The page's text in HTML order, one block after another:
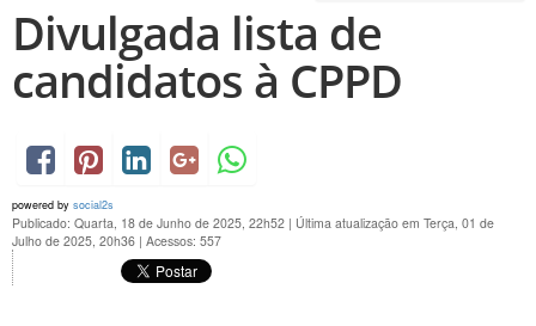
Divulgada lista de
candidatos à CPPD
powered by social2s
Publicado: Quarta, 18 de Junho de 2025, 22h52 | Última atualização em Terça, 01 de
Julho de 2025, 20h36 | Acessos: 557